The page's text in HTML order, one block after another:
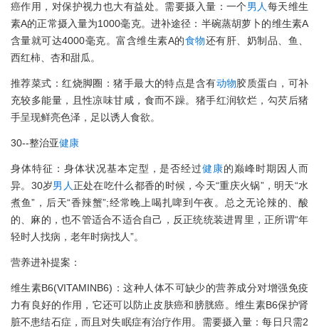
癌作用，对保护视力也大有益处。需要摄入量：一个男人 每天维生
素A的正常摄入量为1000毫克。进补途径：半碗蒸胡萝卜的维生素A
含量就可达4000毫克。富含维生素A的食物还有肝、奶制品、鱼、
西红柿、杏和甜瓜。
推荐菜式：红烧脚圈：猪手最大的特点是含有动物胶质蛋白，可补
充较多能量，且性凉味甘咸，食而不躁。猪手红润软烂，勾芡后猪
手呈现鲜亮色泽，足以诱人食欲。
30--整治亚健康
身体特征：身体状况基本定型，是否经过健康的巅峰时期因人而
异。30岁男人正处在吃什么都香的时候，今天“重庆火锅”，明天“水
煮鱼”，后天“香辣蟹”;经常晚上喝扎啤到午夜。总之无论辣的、酸
的、麻的，也不管适合不适合自己，反正统统装进胃里，正所谓“年
轻时人找病，老年时病找人”。
营养进补提案：
维生素B6(VITAMINB6)：这种人体不可缺少的营养成分对增强免疫
力有良好的作用，它还可以防止皮肤癌和膀胱癌。维生素B6保护肾
脏不患结石症，而且对失眠症有治疗作用。需要摄入量：每日只需2